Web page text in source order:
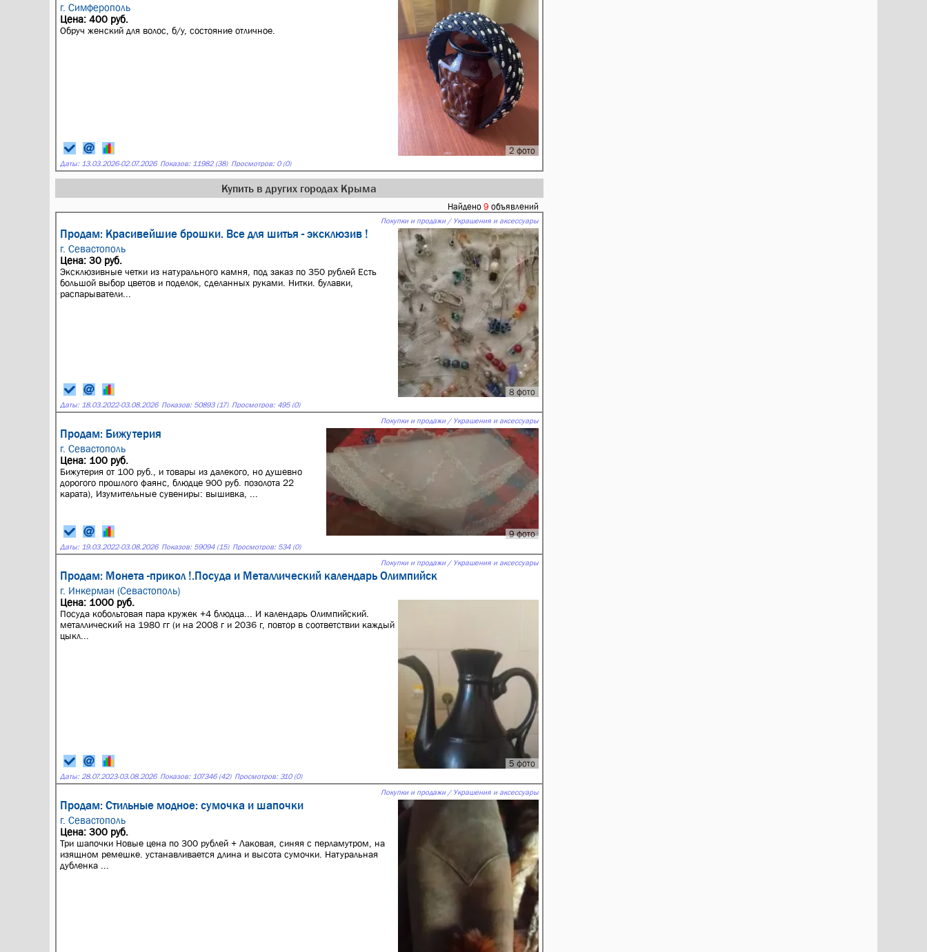
г. Симферополь
2 фото
Цена: 400 руб.
Обруч женский для волос, б/у, состояние отличное.
Даты: 13.03.2026-02.07.2026 Показов: 11982 (38) Просмотров: 0 (0)
Купить в других городах Крыма
Найдено 9 объявлений
Покупки и продажи / Украшения и аксессуары
Продам: Красивейшие брошки. Все для шитья - эксклюзив !
г. Севастополь
8 фото
Цена: 30 руб.
Эксклюзивные четки из натурального камня, под заказ по 350 рублей Есть
большой выбор цветов и поделок, сделанных руками. Нитки. булавки,
распарыватели...
Даты: 18.03.2022-03.08.2026 Показов: 50893 (17) Просмотров: 495 (0)
Покупки и продажи / Украшения и аксессуары
Продам: Бижутерия
г. Севастополь
9 фото
Цена: 100 руб.
Бижутерия от 100 руб., и товары из далекого, но душевно
дорогого прошлого фаянс, блюдце 900 руб. позолота 22
карата), Изумительные сувениры: вышивка, ...
Даты: 19.03.2022-03.08.2026 Показов: 59094 (15) Просмотров: 534 (0)
Покупки и продажи / Украшения и аксессуары
Продам: Монета -прикол !.Посуда и Металлический календарь Олимпийск
г. Инкерман (Севастополь)
5 фото
Цена: 1000 руб.
Посуда кобольтовая пара кружек +4 блюдца... И календарь Олимпийский.
металлический на 1980 гг (и на 2008 г и 2036 г, повтор в соответствии каждый
цыкл...
Даты: 28.07.2023-03.08.2026 Показов: 107346 (42) Просмотров: 310 (0)
Покупки и продажи / Украшения и аксессуары
Продам: Стильные модное: сумочка и шапочки
г. Севастополь
Цена: 300 руб.
Три шапочки Новые цена по 300 рублей + Лаковая, синяя с перламутром, на
изящном ремешке. устанавливается длина и высота сумочки. Натуральная
дубленка ...